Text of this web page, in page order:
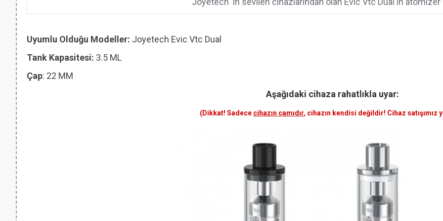
Uyumlu Olduğu Modeller: Joyetech Evic Vtc Dual
Tank Kapasitesi: 3.5 ML
Çap: 22 MM
Aşağıdaki cihaza rahatlıkla uyar:
(Dikkat! Sadece cihazın camıdır, cihazın kendisi değildir! Cihaz satışımız